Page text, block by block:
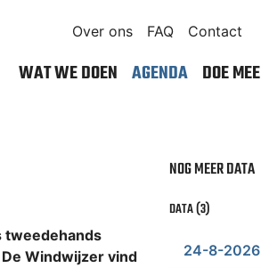
Over ons
FAQ Contact
WAT WE DOEN AGENDA DOE MEE
tweedehands
Windwijzer vind
NOG MEER DATA
DATA (3)
24-8-2026